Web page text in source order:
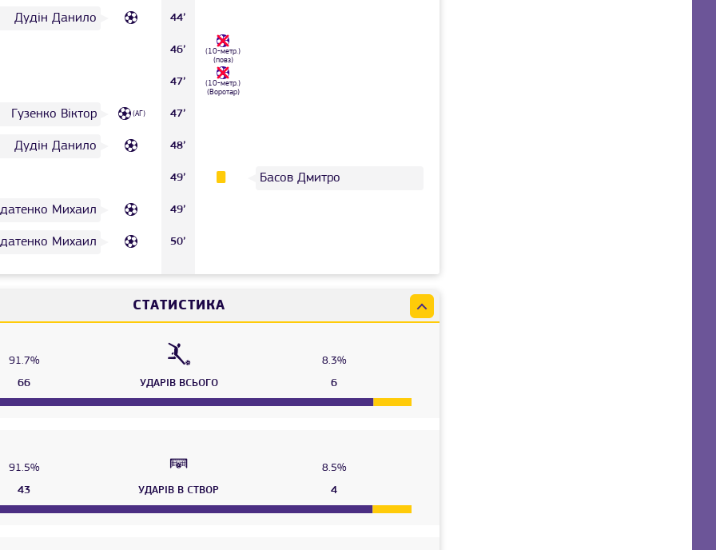
Дудін Данило 44’
46’
(10-метр.)
(повз)
47’
(10-метр.)
(Воротар)
Гузенко Віктор (АГ) 47’
Дудін Данило 48’
49’ Басов Дмитро
Михаил 49’
Михаил 50’
СТАТИСТИКА
91.7%
8.3%
66
УДАРІВ ВСЬОГО 6
91.5%
8.5%
43
УДАРІВ В СТВОР 4